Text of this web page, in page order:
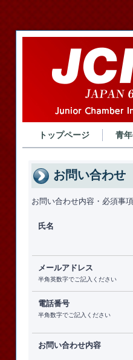
トップページ 青
お問い合わせ
お問い合わせ内容・必須事
氏名
メールアドレス
半角英数字でご記入ください
電話番号
半角数字でご記入ください
お問い合わせ内容